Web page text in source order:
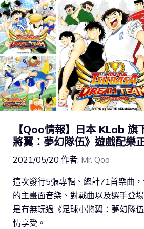
【Qoo情報】日本 KLab 旗
將翼：夢幻隊伍》遊戲配樂
2021/05/20 作者: Mr. Qoo
這次發行5張專輯、總計71首樂曲
的主畫面音樂、對戰曲以及選手登
是有無玩過《足球小將翼：夢幻隊
情享受。